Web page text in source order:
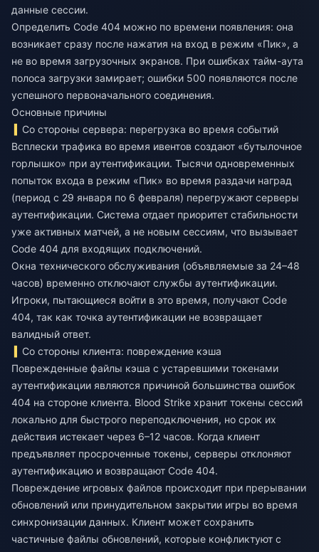
данные сессии.
Определить Code 404 можно по времени появления: она
возникает сразу после нажатия на вход в режим «Пик», а
не во время загрузочных экранов. При ошибках тайм-аута
полоса загрузки замирает; ошибки 500 появляются после
успешного первоначального соединения.
Основные причины
Со стороны сервера: перегрузка во время событий
Всплески трафика во время ивентов создают «бутылочное
горлышко» при аутентификации. Тысячи одновременных
попыток входа в режим «Пик» во время раздачи наград
(период с 29 января по 6 февраля) перегружают серверы
аутентификации. Система отдает приоритет стабильности
уже активных матчей, а не новым сессиям, что вызывает
Code 404 для входящих подключений.
Окна технического обслуживания (объявляемые за 24–48
часов) временно отключают службы аутентификации.
Игроки, пытающиеся войти в это время, получают Code
404, так как точка аутентификации не возвращает
валидный ответ.
Со стороны клиента: повреждение кэша
Поврежденные файлы кэша с устаревшими токенами
аутентификации являются причиной большинства ошибок
404 на стороне клиента. Blood Strike хранит токены сессий
локально для быстрого переподключения, но срок их
действия истекает через 6–12 часов. Когда клиент
предъявляет просроченные токены, серверы отклоняют
аутентификацию и возвращают Code 404.
Повреждение игровых файлов происходит при прерывании
обновлений или принудительном закрытии игры во время
синхронизации данных. Клиент может сохранить
частичные файлы обновлений, которые конфликтуют с